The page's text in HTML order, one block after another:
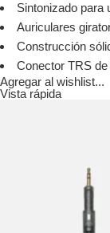
Sintonizado para
Auriculares
Construcción
Conector TRS
Agregar al wishlist...
Vista rápida